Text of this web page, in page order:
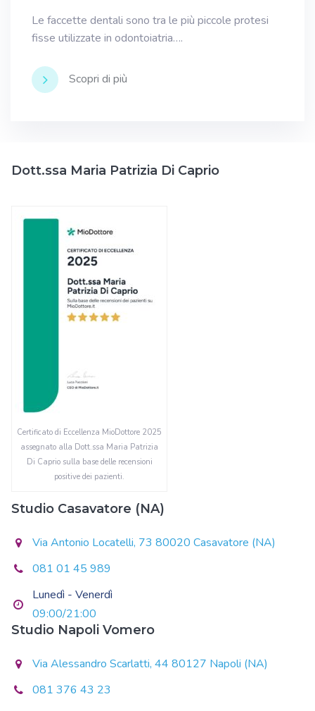
Le faccette dentali sono tra le più piccole protesi
fisse utilizzate in odontoiatria….
Scopri di più
Dott.ssa Maria Patrizia Di Caprio
Certificato di Eccellenza MioDottore 2025
assegnato alla Dott.ssa Maria Patrizia
Di Caprio sulla base delle recensioni
positive dei pazienti.
Studio Casavatore (NA)
Via Antonio Locatelli, 73 80020 Casavatore (NA)
081 01 45 989
Lunedì - Venerdì
09:00/21:00
Studio Napoli Vomero
Via Alessandro Scarlatti, 44 80127 Napoli (NA)
081 376 43 23